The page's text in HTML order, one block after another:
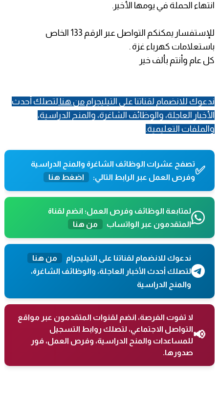
انتهاء الحملة في يومها الأخير.
للإستفسار يمكنكم التواصل عبر الرقم 133 الخاص
باستعلامات كهرباء غزة .
كل عام وأنتم بألف خير
ندعوك للانضمام لقناتنا على التيليجرام من هنا لتصلك أحدث
الأخبار العاجلة، والوظائف الشاغرة، والمنح الدراسية،
والملفات التعليمية.
✅تصفح عشرات الوظائف الشاغرة والمنح الدراسية
وفرص العمل عبر الرابط التالي:
اضغط هنا
لمتابعة الوظائف وفرص العمل؛ انضم لقناة
المتقدمون عبر الواتساب
من هنا
ندعوك للانضمام لقناتنا على التيليجرام
من هنا
لتصلك أحدث الأخبار العاجلة، والوظائف الشاغرة،
والمنح الدراسية
📢
لا تفوت الفرصة، انضم لقنوات المتقدمون عبر مواقع
التواصل الاجتماعي، لتصلك روابط التسجيل
للمساعدات والمنح الدراسية، وفرص العمل، فور
صدورها.